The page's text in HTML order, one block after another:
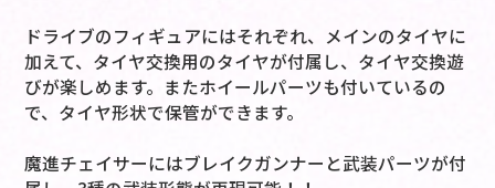
ドライブのフィギュアにはそれぞれ、メインのタイヤに
加えて、タイヤ交換用のタイヤが付属し、タイヤ交換遊
びが楽しめます。またホイールパーツも付いているの
で、タイヤ形状で保管ができます。
魔進チェイサーにはブレイクガンナーと武装パーツが付